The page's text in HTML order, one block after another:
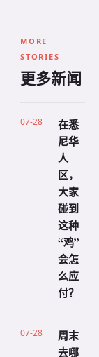
MORE
STORIES
更多新闻
07-28
在悉
尼华
人
区，
大家
碰到
这种
“鸡”
会怎
么应
付？
07-28
周末
去哪